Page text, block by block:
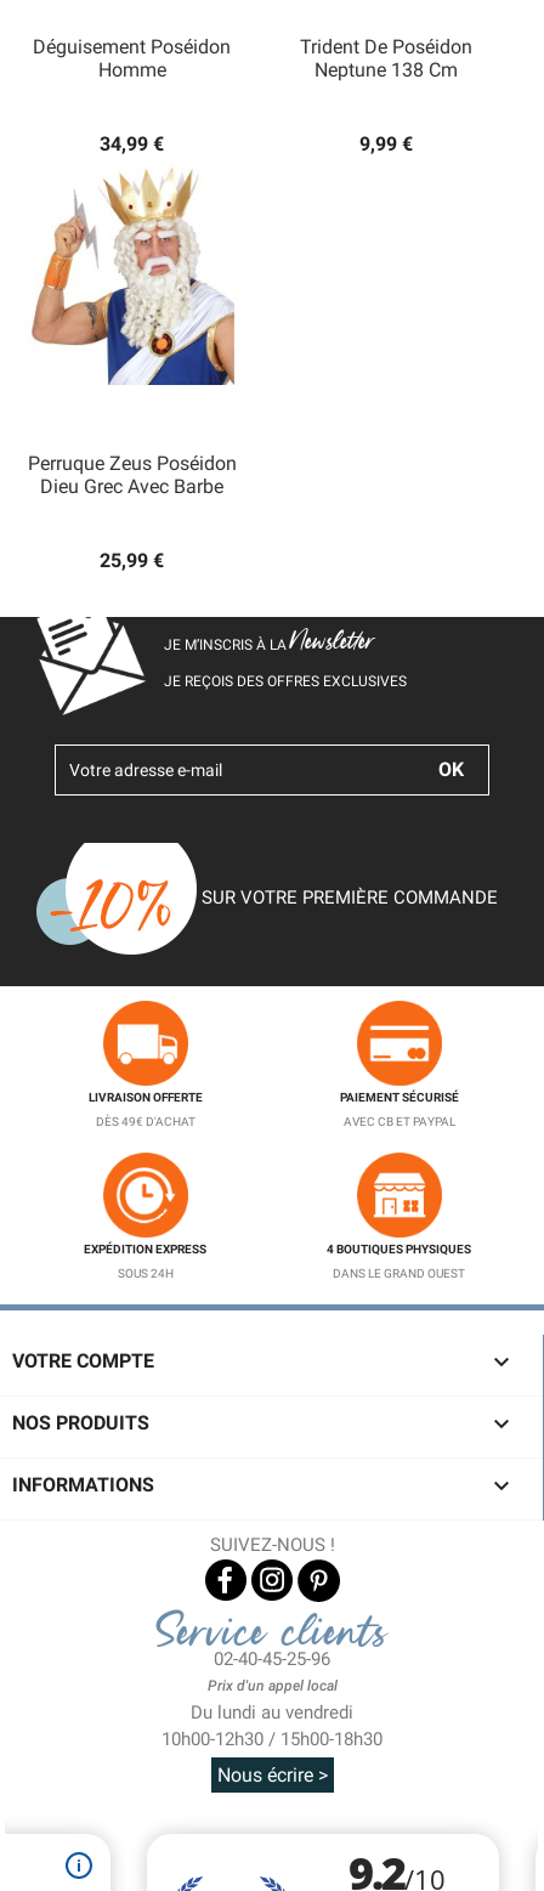
Déguisement Poséidon
Homme
34,99 €
Trident De Poséidon
Neptune 138 Cm
9,99 €
Perruque Zeus Poséidon
Dieu Grec Avec Barbe
25,99 €
JE M’INSCRIS À LANewsletter
JE REÇOIS DES OFFRES EXCLUSIVES
SUR VOTRE PREMIÈRE COMMANDE
LIVRAISON OFFERTE
DÈS 49€ D'ACHAT
PAIEMENT SÉCURISÉ
AVEC CB ET PAYPAL
EXPÉDITION EXPRESS
SOUS 24H
4 BOUTIQUES PHYSIQUES
DANS LE GRAND OUEST
VOTRE COMPTE 
NOS PRODUITS 
INFORMATIONS 
SUIVEZ-NOUS !
Service clients
02-40-45-25-96
Prix d'un appel local
Du lundi au vendredi
10h00-12h30 / 15h00-18h30
Nous écrire >